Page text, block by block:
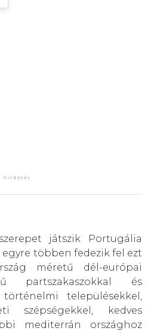
játszik Portugália
egyre többen fedezik fel ezt
méretű dél-európai
partszakaszokkal és
településekkel,
szépségekkel, kedves
mediterrán országhoz